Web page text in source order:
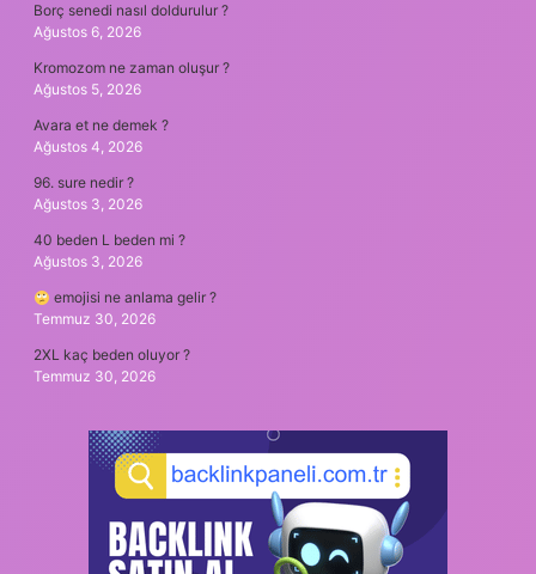
Borç senedi nasıl doldurulur ?
Ağustos 6, 2026
Kromozom ne zaman oluşur ?
Ağustos 5, 2026
Avara et ne demek ?
Ağustos 4, 2026
96. sure nedir ?
Ağustos 3, 2026
40 beden L beden mi ?
Ağustos 3, 2026
emojisi ne anlama gelir ?
Temmuz 30, 2026
2XL kaç beden oluyor ?
Temmuz 30, 2026